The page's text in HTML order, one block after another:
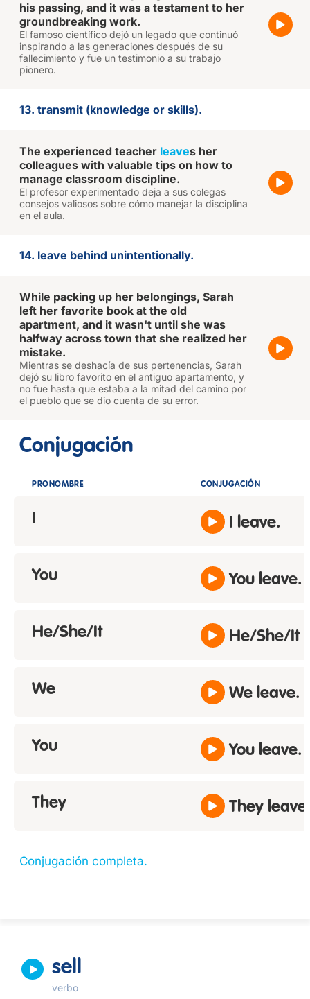
his passing, and it was a testament to her
groundbreaking work.
El famoso científico dejó un legado que continuó
inspirando a las generaciones después de su
fallecimiento y fue un testimonio a su trabajo
pionero.
13. transmit (knowledge or skills).
The experienced teacher leaves her
colleagues with valuable tips on how to
manage classroom discipline.
El profesor experimentado deja a sus colegas
consejos valiosos sobre cómo manejar la disciplina
en el aula.
14. leave behind unintentionally.
While packing up her belongings, Sarah
left her favorite book at the old
apartment, and it wasn't until she was
halfway across town that she realized her
mistake.
Mientras se deshacía de sus pertenencias, Sarah
dejó su libro favorito en el antiguo apartamento, y
no fue hasta que estaba a la mitad del camino por
el pueblo que se dio cuenta de su error.
Conjugación
PRONOMBRE CONJUGACIÓN
I I leave.
You You leave.
He/She/It He/She/It
We We leave.
You You leave.
They They leave.
Conjugación completa.
sell
verbo